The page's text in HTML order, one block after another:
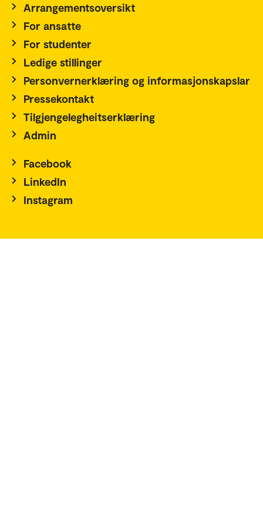
Arrangementsoversikt
For ansatte
For studenter
Ledige stillinger
Personvernerklæring og informasjonskapslar
Pressekontakt
Tilgjengelegheitserklæring
Admin
Facebook
LinkedIn
Instagram